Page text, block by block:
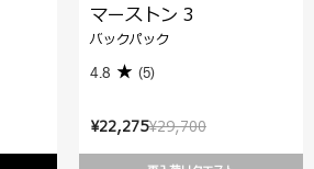
¥29,700
¥22,275
マーストン 3
バックパック
4.8 (5)